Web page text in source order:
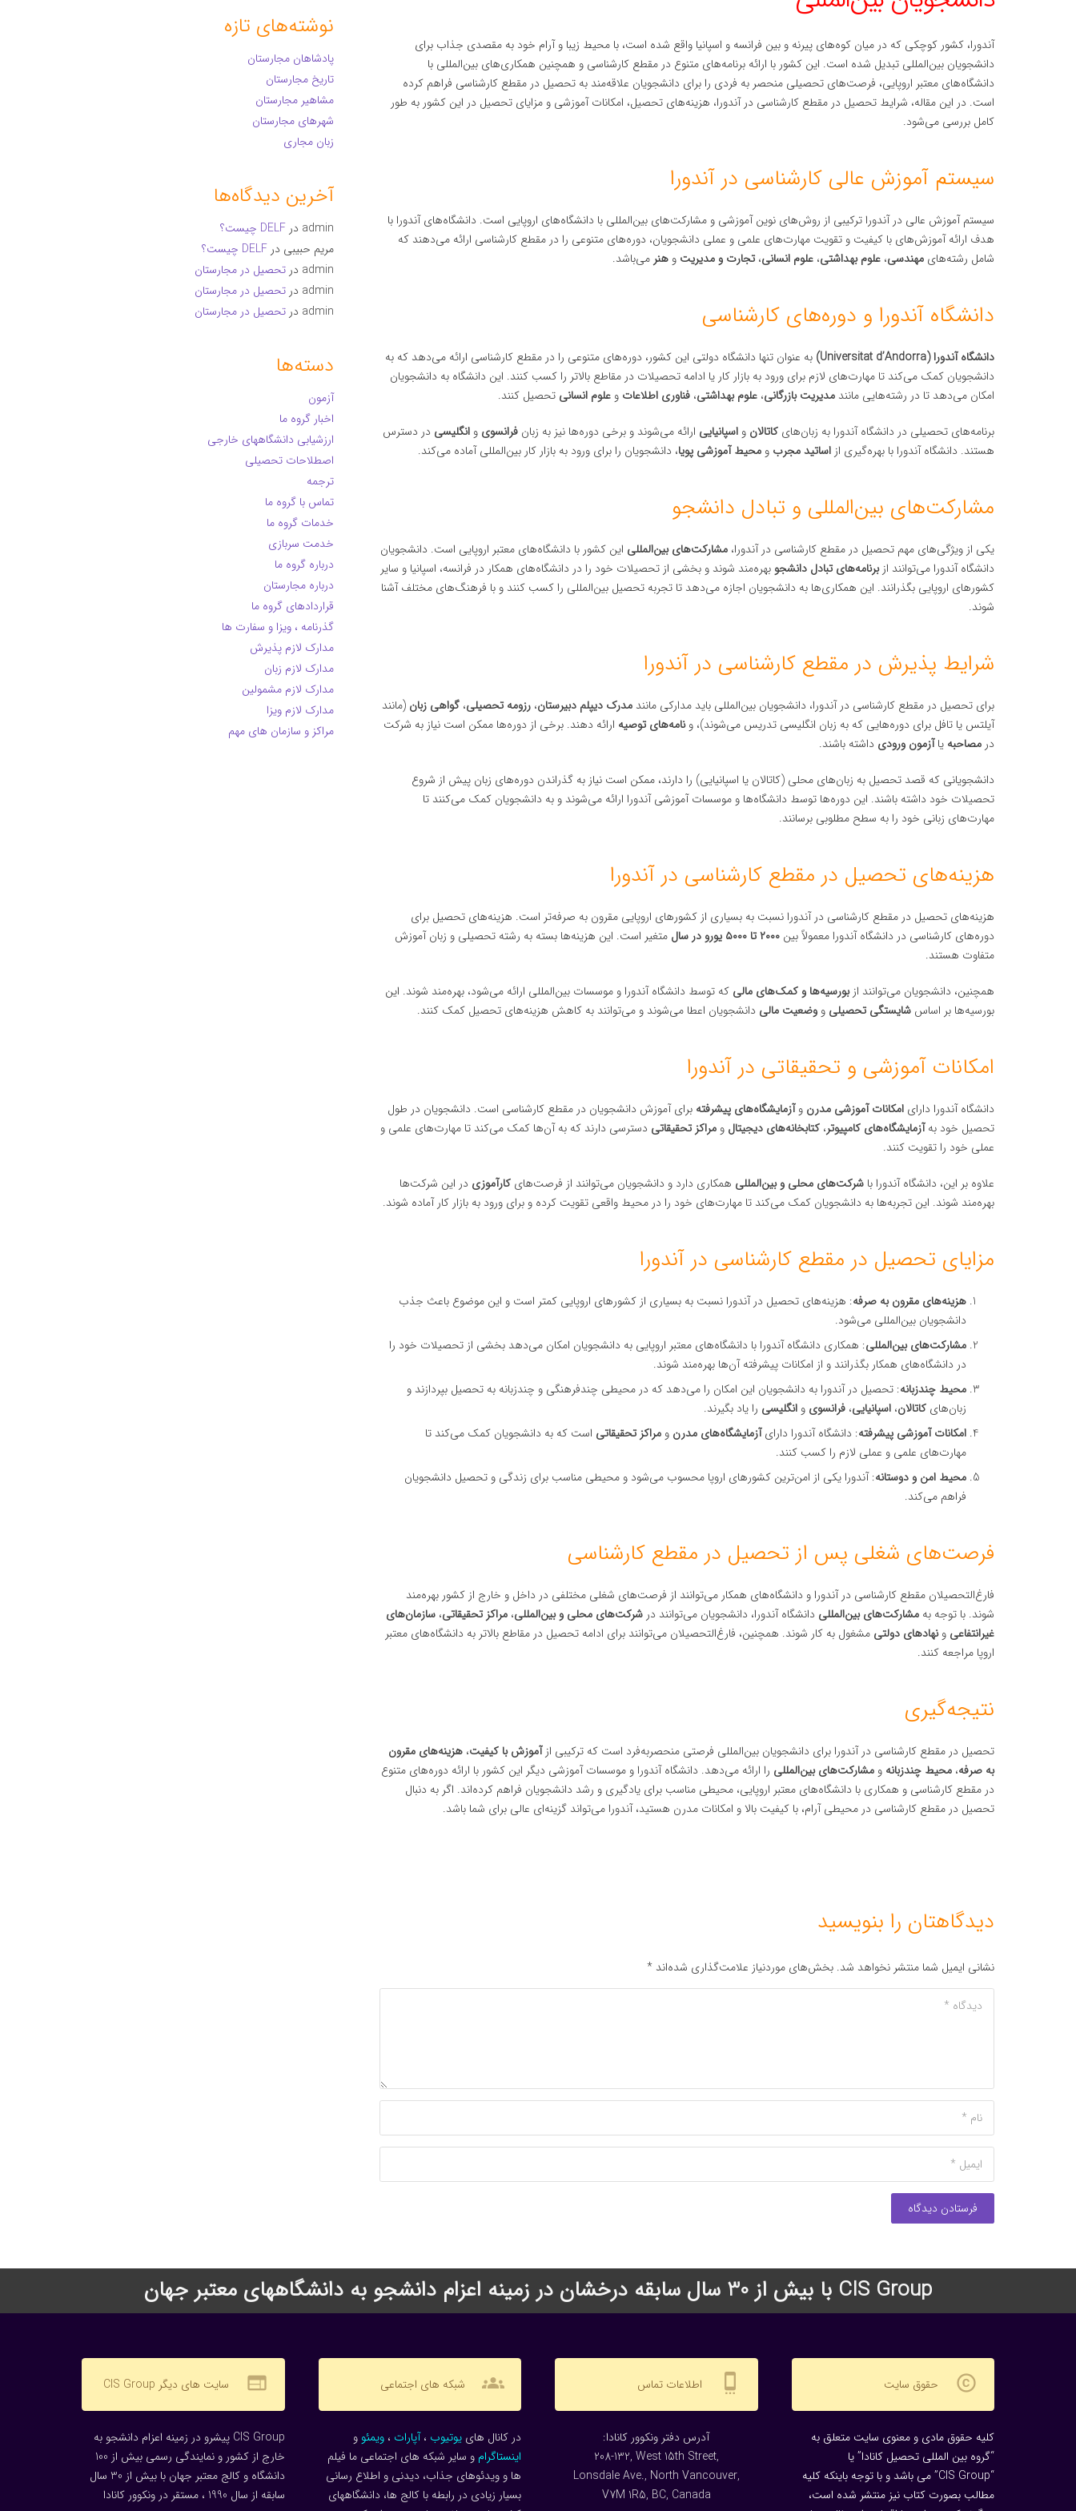
آندورا، کشور کوچکی که در میان کوه‌های پیرنه و بین فرانسه و اسپانیا واقع شده است، با محیط زیبا و آرام خود به مقصدی جذاب برای
دانشجویان بین‌المللی تبدیل شده است. این کشور با ارائه برنامه‌های متنوع در مقطع کارشناسی و همچنین همکاری‌های بین‌المللی با
دانشگاه‌های معتبر اروپایی، فرصت‌های تحصیلی منحصر به فردی را برای دانشجویان علاقه‌مند به تحصیل در مقطع کارشناسی فراهم کرده
است. در این مقاله، شرایط تحصیل در مقطع کارشناسی در آندورا، هزینه‌های تحصیل، امکانات آموزشی و مزایای تحصیل در این کشور به طور
کامل بررسی می‌شود.
سیستم آموزش عالی کارشناسی در آندورا
سیستم آموزش عالی در آندورا ترکیبی از روش‌های نوین آموزشی و مشارکت‌های بین‌المللی با دانشگاه‌های اروپایی است. دانشگاه‌های آندورا با
هدف ارائه آموزش‌های با کیفیت و تقویت مهارت‌های علمی و عملی دانشجویان، دوره‌های متنوعی را در مقطع کارشناسی ارائه می‌دهند که
شامل رشته‌های مهندسی، علوم بهداشتی، علوم انسانی، تجارت و مدیریت و هنر می‌باشد.
دانشگاه آندورا و دوره‌های کارشناسی
دانشگاه آندورا (Universitat d’Andorra)
به عنوان تنها دانشگاه دولتی این کشور، دوره‌های متنوعی را در مقطع کارشناسی ارائه می‌دهد که به
دانشجویان کمک می‌کند تا مهارت‌های لازم برای ورود به بازار کار یا ادامه تحصیلات در مقاطع بالاتر را کسب کنند. این دانشگاه به دانشجویان
امکان می‌دهد تا در رشته‌هایی مانند مدیریت بازرگانی، علوم بهداشتی، فناوری اطلاعات و علوم انسانی تحصیل کنند.
برنامه‌های تحصیلی در دانشگاه آندورا به زبان‌های کاتالان و اسپانیایی ارائه می‌شوند و برخی دوره‌ها نیز به زبان فرانسوی و انگلیسی در دسترس
هستند. دانشگاه آندورا با بهره‌گیری از اساتید مجرب و محیط آموزشی پویا، دانشجویان را برای ورود به بازار کار بین‌المللی آماده می‌کند.
مشارکت‌های بین‌المللی و تبادل دانشجو
یکی از ویژگی‌های مهم تحصیل در مقطع کارشناسی در آندورا، مشارکت‌های بین‌المللی این کشور با دانشگاه‌های معتبر اروپایی است. دانشجویان
دانشگاه آندورا می‌توانند ازبرنامه‌های تبادل دانشجو بهره‌مند شوند و بخشی از تحصیلات خود را در دانشگاه‌های همکار در فرانسه، اسپانیا و سایر
کشورهای اروپایی بگذرانند. این همکاری‌ها به دانشجویان اجازه می‌دهد تا تجربه تحصیل بین‌المللی را کسب کنند و با فرهنگ‌های مختلف آشنا
شوند.
شرایط پذیرش در مقطع کارشناسی در آندورا
برای تحصیل در مقطع کارشناسی در آندورا، دانشجویان بین‌المللی باید مدارکی مانند مدرک دیپلم دبیرستان، رزومه تحصیلی، گواهی زبان (مانند
آیلتس یا تافل برای دوره‌هایی که به زبان انگلیسی تدریس می‌شوند)، ونامه‌های توصیه ارائه دهند. برخی از دوره‌ها ممکن است نیاز به شرکت
در مصاحبه یاآزمون ورودی داشته باشند.
دانشجویانی که قصد تحصیل به زبان‌های محلی (کاتالان یا اسپانیایی) را دارند، ممکن است نیاز به گذراندن دوره‌های زبان پیش از شروع
تحصیلات خود داشته باشند. این دوره‌ها توسط دانشگاه‌ها و موسسات آموزشی آندورا ارائه می‌شوند و به دانشجویان کمک می‌کنند تا
مهارت‌های زبانی خود را به سطح مطلوبی برسانند.
هزینه‌های تحصیل در مقطع کارشناسی در آندورا
هزینه‌های تحصیل در مقطع کارشناسی در آندورا نسبت به بسیاری از کشورهای اروپایی مقرون به صرفه‌تر است. هزینه‌های تحصیل برای
دوره‌های کارشناسی در دانشگاه آندورا معمولاً بین ۲۰۰۰ تا ۵۰۰۰ یورو در سال
متغیر است. این هزینه‌ها بسته به رشته تحصیلی و زبان آموزش
متفاوت هستند.
همچنین، دانشجویان می‌توانند ازبورسیه‌ها و کمک‌های مالی که توسط دانشگاه آندورا و موسسات بین‌المللی ارائه می‌شود، بهره‌مند شوند. این
بورسیه‌ها بر اساس شایستگی تحصیلی و وضعیت مالی دانشجویان اعطا می‌شوند و می‌توانند به کاهش هزینه‌های تحصیل کمک کنند.
امکانات آموزشی و تحقیقاتی در آندورا
دانشگاه آندورا دارای امکانات آموزشی مدرن وآزمایشگاه‌های پیشرفته برای آموزش دانشجویان در مقطع کارشناسی است. دانشجویان در طول
تحصیل خود بهآزمایشگاه‌های کامپیوتر، کتابخانه‌های دیجیتال و مراکز تحقیقاتی دسترسی دارند که به آن‌ها کمک می‌کند تا مهارت‌های علمی و
عملی خود را تقویت کنند.
علاوه بر این، دانشگاه آندورا با شرکت‌های محلی و بین‌المللی همکاری دارد و دانشجویان می‌توانند از فرصت‌های کارآموزی در این شرکت‌ها
بهره‌مند شوند. این تجربه‌ها به دانشجویان کمک می‌کند تا مهارت‌های خود را در محیط واقعی تقویت کرده و برای ورود به بازار کار آماده شوند.
مزایای تحصیل در مقطع کارشناسی در آندورا
هزینه‌های مقرون به صرفه: هزینه‌های تحصیل در آندورا نسبت به بسیاری از کشورهای اروپایی کمتر است و این موضوع باعث جذب
دانشجویان بین‌المللی می‌شود.
مشارکت‌های بین‌المللی: همکاری دانشگاه آندورا با دانشگاه‌های معتبر اروپایی به دانشجویان امکان می‌دهد بخشی از تحصیلات خود را
در دانشگاه‌های همکار بگذرانند و از امکانات پیشرفته آن‌ها بهره‌مند شوند.
محیط چندزبانه: تحصیل در آندورا به دانشجویان این امکان را می‌دهد که در محیطی چندفرهنگی و چندزبانه به تحصیل بپردازند و
زبان‌های کاتالان، اسپانیایی، فرانسوی و انگلیسی را یاد بگیرند.
امکانات آموزشی پیشرفته: دانشگاه آندورا دارایآزمایشگاه‌های مدرن و مراکز تحقیقاتی است که به دانشجویان کمک می‌کند تا
مهارت‌های علمی و عملی لازم را کسب کنند.
محیط امن و دوستانه: آندورا یکی از امن‌ترین کشورهای اروپا محسوب می‌شود و محیطی مناسب برای زندگی و تحصیل دانشجویان
فراهم می‌کند.
فرصت‌های شغلی پس از تحصیل در مقطع کارشناسی
فارغ‌التحصیلان مقطع کارشناسی در آندورا و دانشگاه‌های همکار می‌توانند از فرصت‌های شغلی مختلفی در داخل و خارج از کشور بهره‌مند
شوند. با توجه به مشارکت‌های بین‌المللی دانشگاه آندورا، دانشجویان می‌توانند در شرکت‌های محلی و بین‌المللی، مراکز تحقیقاتی، سازمان‌های
غیرانتفاعی ونهادهای دولتی مشغول به کار شوند. همچنین، فارغ‌التحصیلان می‌توانند برای ادامه تحصیل در مقاطع بالاتر به دانشگاه‌های معتبر
اروپا مراجعه کنند.
نتیجه‌گیری
تحصیل در مقطع کارشناسی در آندورا برای دانشجویان بین‌المللی فرصتی منحصربه‌فرد است که ترکیبی ازآموزش با کیفیت، هزینه‌های مقرون
به صرفه، محیط چندزبانه و مشارکت‌های بین‌المللی را ارائه می‌دهد. دانشگاه آندورا و موسسات آموزشی دیگر این کشور با ارائه دوره‌های متنوع
در مقطع کارشناسی و همکاری با دانشگاه‌های معتبر اروپایی، محیطی مناسب برای یادگیری و رشد دانشجویان فراهم کرده‌اند. اگر به دنبال
تحصیل در مقطع کارشناسی در محیطی آرام، با کیفیت بالا و امکانات مدرن هستید، آندورا می‌تواند گزینه‌ای عالی برای شما باشد.
دیدگاهتان را بنویسید
نشانی ایمیل شما منتشر نخواهد شد. بخش‌های موردنیاز علامت‌گذاری شده‌اند *
فرستادن دیدگاه
نوشته‌های تازه
پادشاهان مجارستان
تاریخ مجارستان
مشاهیر مجارستان
شهرهای مجارستان
زبان مجاری
آخرین دیدگاه‌ها
admin در DELF چیست؟
مریم حبیبی در DELF چیست؟
admin در تحصیل در مجارستان
admin در تحصیل در مجارستان
admin در تحصیل در مجارستان
دسته‌ها
آزمون
اخبار گروه ما
ارزشیابی دانشگاههای خارجی
اصطلاحات تحصیلی
ترجمه
تماس با گروه ما
خدمات گروه ما
خدمت سربازی
درباره گروه ما
درباره مجارستان
قراردادهای گروه ما
گذرنامه ، ویزا و سفارت ها
مدارک لازم پذیرش
مدارک لازم زبان
مدارک لازم مشمولین
مدارک لازم ویزا
مراکز و سازمان های مهم
CIS Group با بیش از 30 سال سابقه درخشان در زمینه اعزام دانشجو به دانشگاههای معتبر جهان
copyright حقوق سایت
کلیه حقوق مادی و معنوی سایت متعلق به
“گروه بین المللی تحصیل کانادا” یا
“CIS Group” می باشد و با توجه باینکه کلیه
مطالب بصورت کتاب نیز منتشر شده است،
settings_cell اطلاعات تماس
:آدرس دفتر ونکوور کانادا
208-132, West 15th Street,
Lonsdale Ave., North Vancouver,
V7M 1R5, BC, Canada
groups شبکه های اجتماعی
در کانال های یوتیوب ، آپارات ، ویمئو و
اینستاگرام و سایر شبکه های اجتماعی ما فیلم
ها و ویدئوهای جذاب، دیدنی و اطلاع رسانی
بسیار زیادی در رابطه با کالج ها، دانشگاههای
web سایت های دیگر CIS Group
CIS Group پیشرو در زمینه اعزام دانشجو به
خارج از کشور و نمایندگی رسمی بیش از 100
دانشگاه و کالج معتبر جهان با بیش از 30 سال
سابقه از سال 1990 ، مستقر در ونکوور کانادا